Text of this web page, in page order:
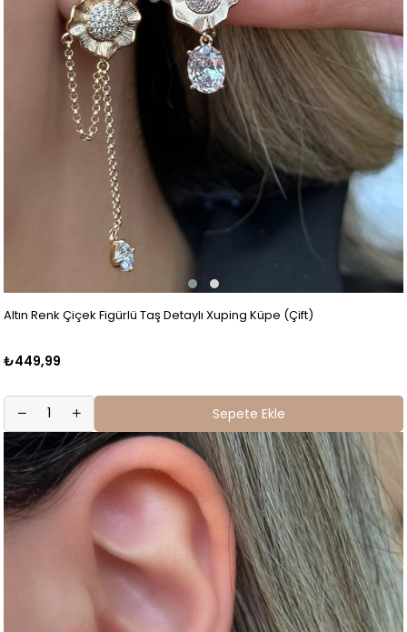
Altın Renk Çiçek Figürlü Taş Detaylı Xuping Küpe (Çift)
₺449,99
Sepete Ekle